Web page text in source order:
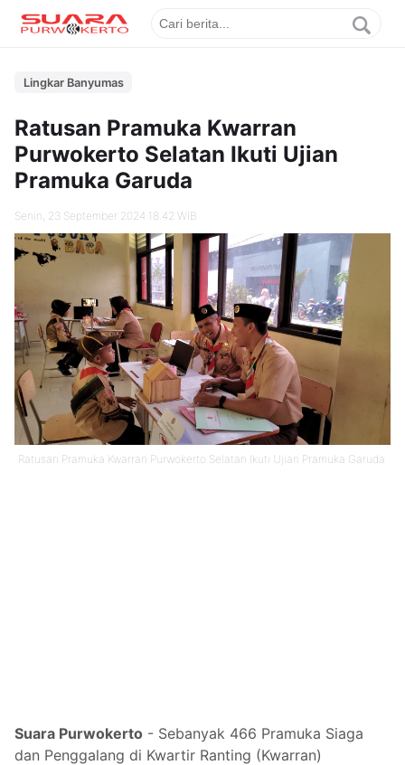
Lingkar Banyumas
Ratusan Pramuka Kwarran
Purwokerto Selatan Ikuti Ujian
Pramuka Garuda
Senin, 23 September 2024 18.42 WIB
Ratusan Pramuka Kwarran Purwokerto Selatan Ikuti Ujian Pramuka Garuda
Suara Purwokerto - Sebanyak 466 Pramuka Siaga
dan Penggalang di Kwartir Ranting (Kwarran)